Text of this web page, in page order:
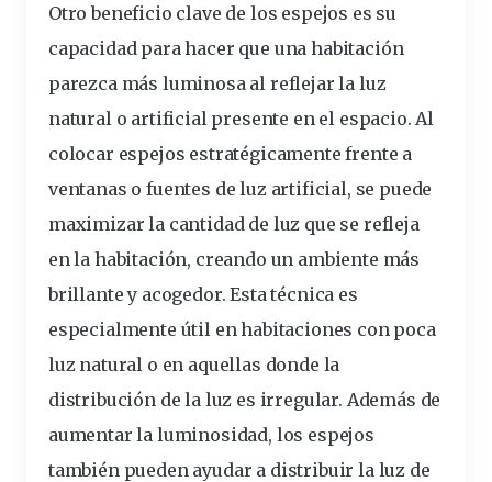
Otro beneficio clave de los espejos es su
capacidad para hacer que una habitación
parezca más luminosa al reflejar la luz
natural o artificial presente en el espacio. Al
colocar espejos estratégicamente frente a
ventanas o fuentes de luz artificial, se puede
maximizar la cantidad de luz que se refleja
en la habitación, creando un ambiente más
brillante y acogedor. Esta técnica es
especialmente útil en habitaciones con poca
luz natural o en aquellas donde la
distribución de la luz es irregular. Además de
aumentar la luminosidad, los espejos
también pueden ayudar a distribuir la luz de